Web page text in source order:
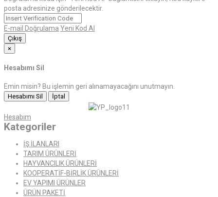
posta adresinize gönderilecektir.
E-mail Doğrulama Yeni Kod Al
Çıkış
×
Hesabımı Sil
Emin misin? Bu işlemin geri alınamayacağını unutmayın.
Hesabımı Sil İptal
Hesabım
Kategoriler
İŞ İLANLARI
TARIM ÜRÜNLERİ
HAYVANCILIK ÜRÜNLERİ
KOOPERATİF-BİRLİK ÜRÜNLERİ
EV YAPIMI ÜRÜNLER
ÜRÜN PAKETİ